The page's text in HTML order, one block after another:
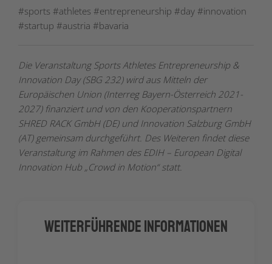
#sports #athletes #entrepreneurship #day #innovation
#startup #austria #bavaria
Die Veranstaltung Sports Athletes Entrepreneurship &
Innovation Day (SBG 232) wird aus Mitteln der
Europäischen Union (Interreg Bayern-Österreich 2021-
2027) finanziert und von den Kooperationspartnern
SHRED RACK GmbH (DE) und Innovation Salzburg GmbH
(AT) gemeinsam durchgeführt. Des Weiteren findet diese
Veranstaltung im Rahmen des EDIH – European Digital
Innovation Hub „Crowd in Motion“ statt.
Weiterführende Informationen